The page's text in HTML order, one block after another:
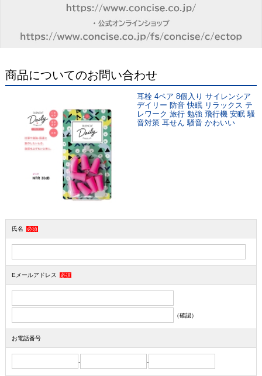
商品についてのお問い合わせ
耳栓 4ペア 8個入り サイレンシア
デイリー 防音 快眠 リラックス テ
レワーク 旅行 勉強 飛行機 安眠 騒
音対策 耳せん 騒音 かわいい
氏名 必須
Eメールアドレス 必須
（確認）
お電話番号
- -